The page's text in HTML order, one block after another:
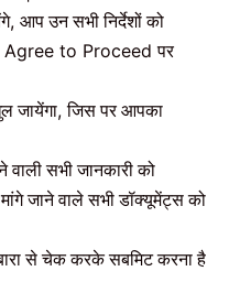
, आप उन सभी निर्देशों को
Agree to Proceedपर
जायेंगा,जिस पर आपका
सभी जानकारी को
जाने वाले सभी डॉक्यूमेंट्स को
से चेक करके सबमिट करना है